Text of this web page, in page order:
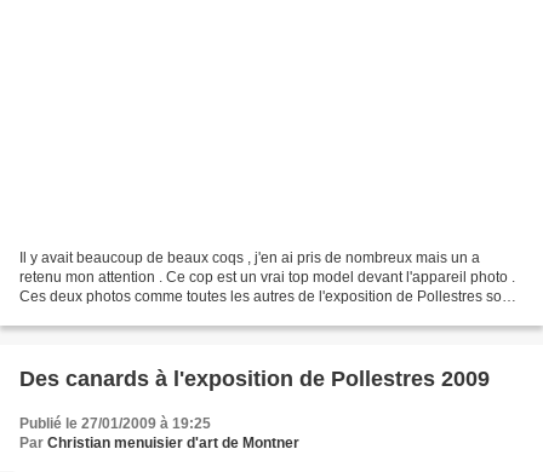
Il y avait beaucoup de beaux coqs , j'en ai pris de nombreux mais un a
retenu mon attention . Ce cop est un vrai top model devant l'appareil photo .
Ces deux photos comme toutes les autres de l'exposition de Pollestres sont
Des canards à l'exposition de Pollestres 2009
Publié le 27/01/2009 à 19:25
Par Christian menuisier d'art de Montner